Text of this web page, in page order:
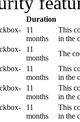
Duration
11
months
This
in the
11
months
The
11
months
This
in the
11
months
This
in the
11
months
This
in the